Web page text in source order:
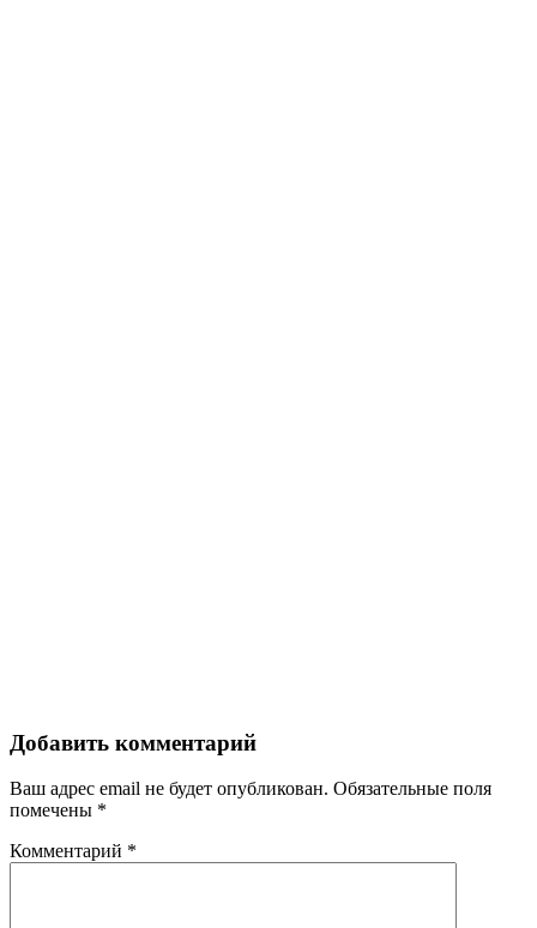
Добавить комментарий
Ваш адрес email не будет опубликован. Обязательные поля
помечены *
Комментарий *